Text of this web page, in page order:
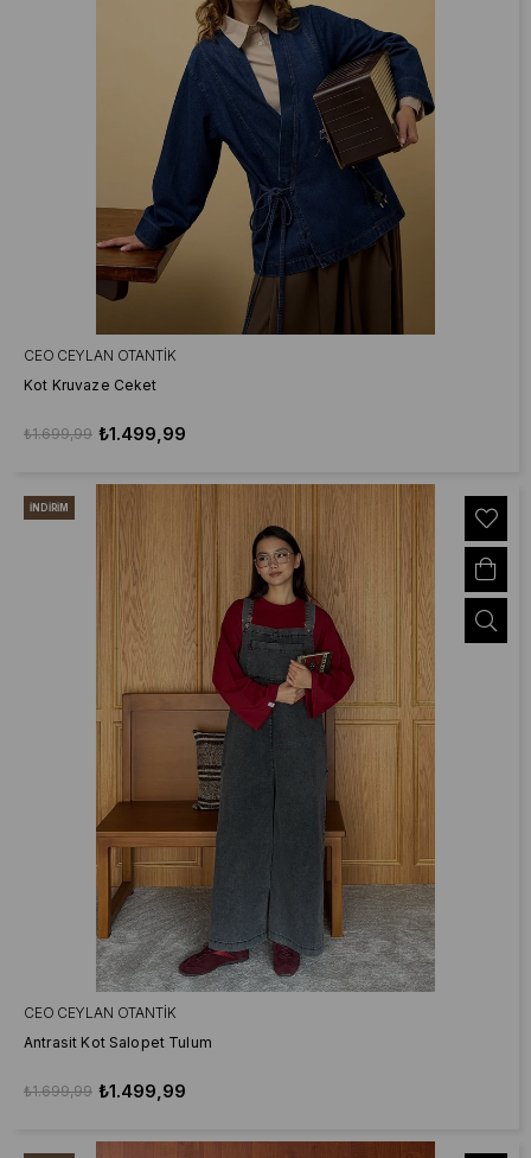
CEO CEYLAN OTANTIK
Kot Kruvaze Ceket
₺1.499,99
₺1.699,99
CEO CEYLAN OTANTIK
Antrasit Kot Salopet Tulum
₺1.499,99
₺1.699,99
İNDIRIM